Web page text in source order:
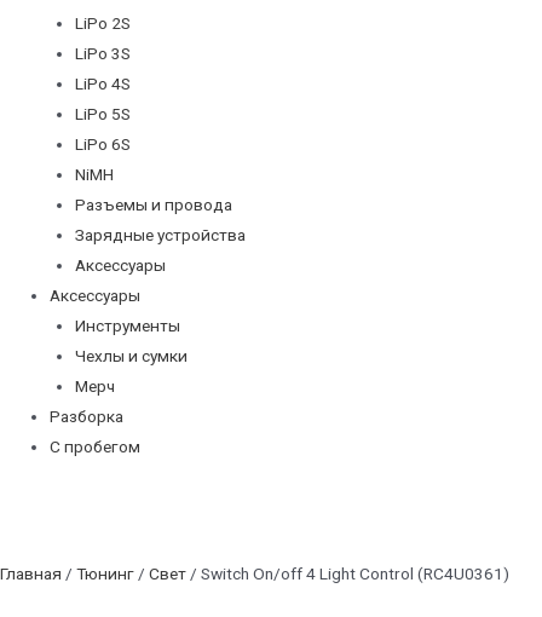
LiPo 2S
LiPo 3S
LiPo 4S
LiPo 5S
LiPo 6S
NiMH
Разъемы и провода
Зарядные устройства
Аксессуары
Аксессуары
Инструменты
Чехлы и сумки
Мерч
Разборка
С пробегом
Главная / Тюнинг / Свет / Switch On/off 4 Light Control (RC4U0361)